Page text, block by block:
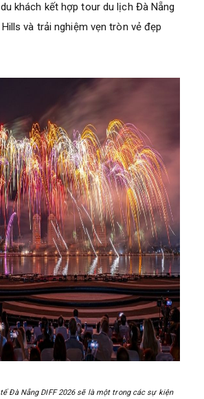
khách kết hợp tour du lịch Đà Nẵng
và trải nghiệm vẹn tròn vẻ đẹp
Đà Nẵng DIFF 2026 sẽ là một trong các sự kiện